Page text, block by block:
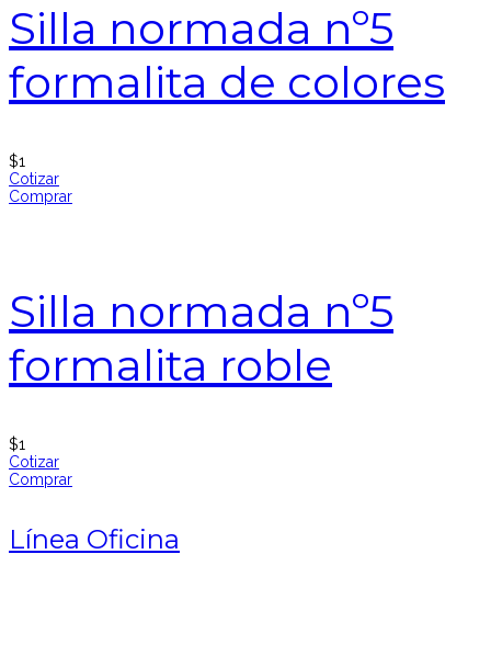
Silla normada nº5
formalita de colores
$1
Cotizar
Comprar
Silla normada nº5
formalita roble
$1
Cotizar
Comprar
Línea Oficina